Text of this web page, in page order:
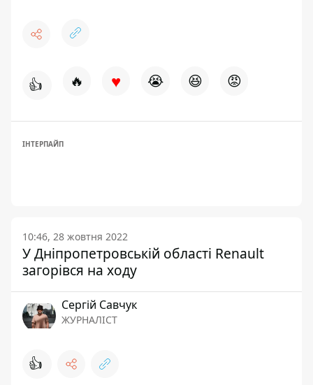
👍 🔥 ♥ 😭 😆 😡
ІНТЕРПАЙП
10:46, 28 жовтня 2022
У Дніпропетровській області Renault
загорівся на ходу
Сергій Савчук
ЖУРНАЛІСТ
👍